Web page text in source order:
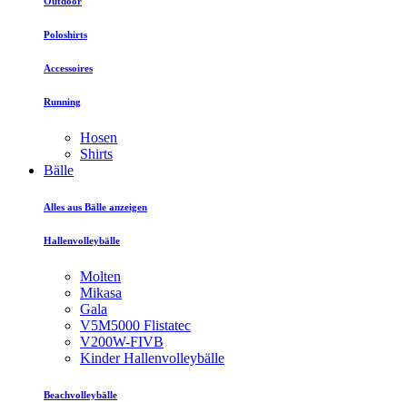
Poloshirts
Accessoires
Running
Hosen
Shirts
Bälle
Alles aus Bälle anzeigen
Hallenvolleybälle
Molten
Mikasa
Gala
V5M5000 Flistatec
V200W-FIVB
Kinder Hallenvolleybälle
Beachvolleybälle